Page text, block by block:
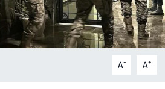
A- A+